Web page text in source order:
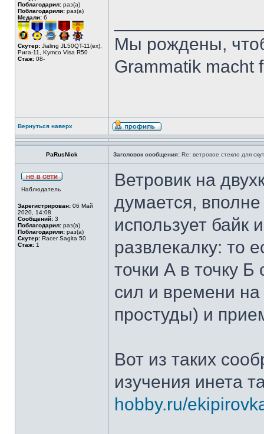
Поблагодарил: раз(а)
Поблагодарили: раз(а)
Медали: 6
Скутер: Jialing JL50QT-11(ex),
Рига-11, Kymco Visa R50
Стаж: 08-
Мы рождены,
Grammatik macht
Вернуться наверх
PaRusNick Заголовок сообщения: Re: ветровое стекло для
Наблюдатель
Зарегистрирован: 06 Май
2020, 14:08
Сообщений: 3
Поблагодарил: раз(а)
Поблагодарили: раз(а)
Скутер: Racer Sagita 50
Стаж: 1
Ветровик на
думается,
использует байк
развлекалку: то
точки А в точку
сил и времени
простуды) и
Вот из таких
изучения инета
hobby.ru/